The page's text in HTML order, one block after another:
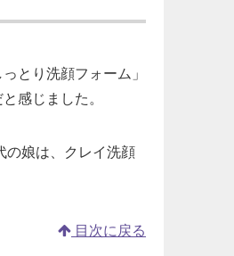
とり洗顔フォーム」
感じました。
の娘は、クレイ洗顔
目次に戻る